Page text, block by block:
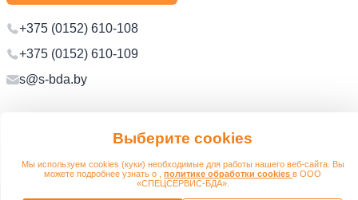
Выберите cookies
Мы используем cookies (куки) необходимые для работы нашего веб-сайта. Вы
можете подробнее узнать о , политике обработки cookies в ООО
«СПЕЦСЕРВИС-БДА».
+375 (0152) 610-108
+375 (0152) 610-109
s@s-bda.by
© 2012 - 2026 s-bda.by Разработано: